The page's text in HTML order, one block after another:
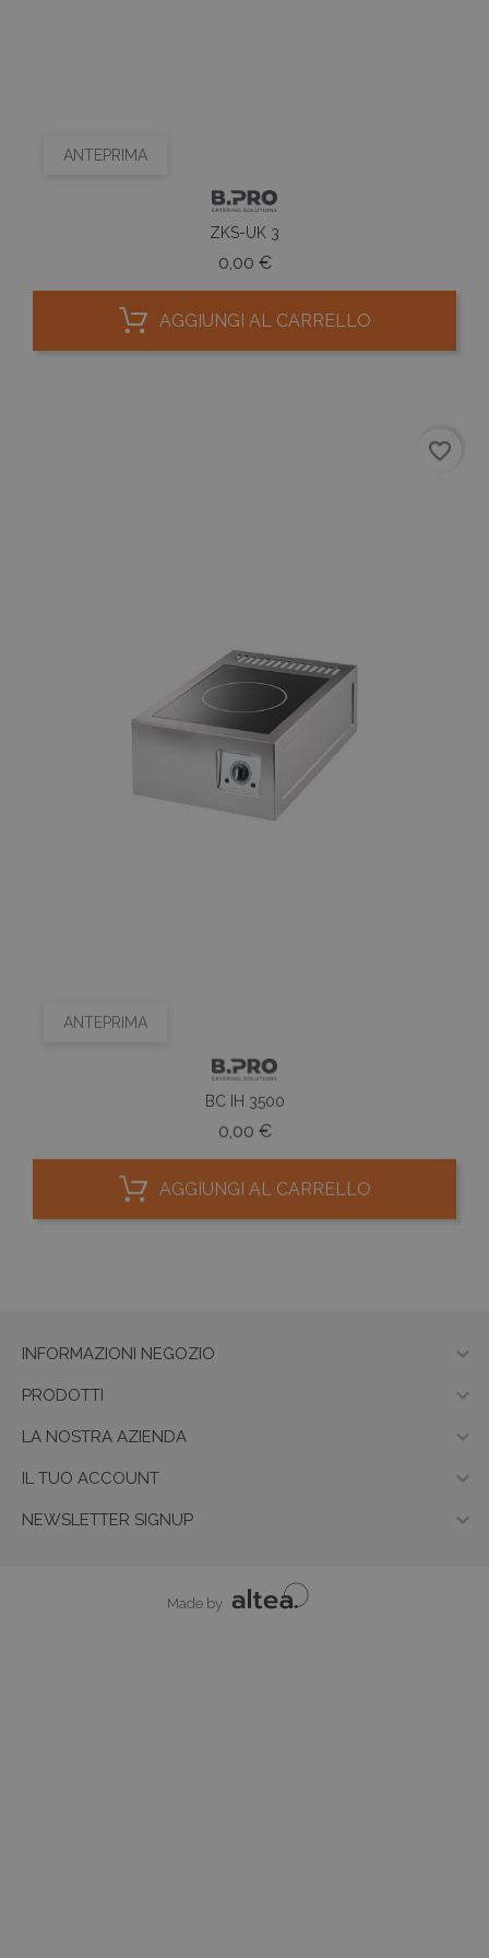
ANTEPRIMA
ZKS-UK 3
0,00 €Prezzo
AGGIUNGI AL CARRELLO
ANTEPRIMA
BC IH 3500
0,00 €Prezzo
AGGIUNGI AL CARRELLO
favorite_border
INFORMAZIONI NEGOZIO 
PRODOTTI 
LA NOSTRA AZIENDA 
IL TUO ACCOUNT 
NEWSLETTER SIGNUP 
Made by